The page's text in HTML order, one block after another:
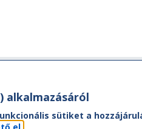
értesülhet
utazási ajánlatainkról,
alkalmazásáról
sütiket a